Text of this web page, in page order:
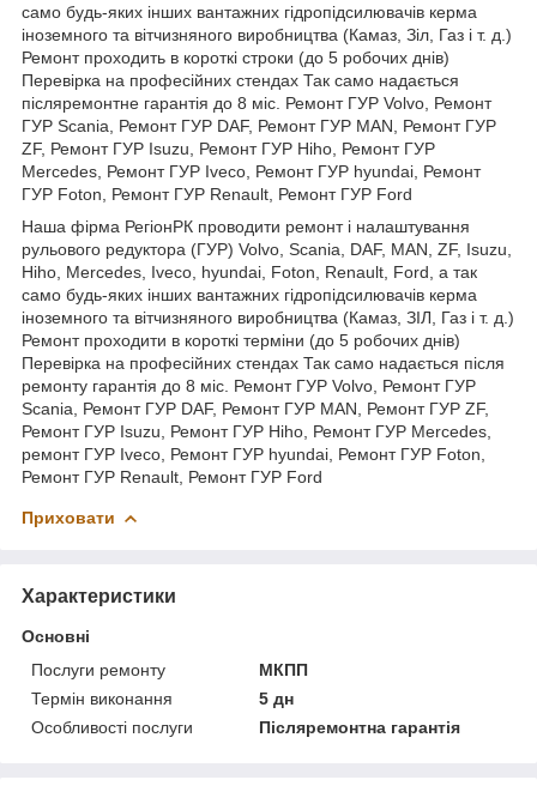
само будь-яких інших вантажних гідропідсилювачів керма
іноземного та вітчизняного виробництва (Камаз, Зіл, Газ і т. д.)
Ремонт проходить в короткі строки (до 5 робочих днів)
Перевірка на професійних стендах Так само надається
післяремонтне гарантія до 8 міс. Ремонт ГУР Volvo, Ремонт
ГУР Scania, Ремонт ГУР DAF, Ремонт ГУР MAN, Ремонт ГУР
ZF, Ремонт ГУР Isuzu, Ремонт ГУР Hiho, Ремонт ГУР
Mercedes, Ремонт ГУР Iveco, Ремонт ГУР hyundai, Ремонт
ГУР Foton, Ремонт ГУР Renault, Ремонт ГУР Ford
Наша фірма РегіонРК проводити ремонт і налаштування
рульового редуктора (ГУР) Volvo, Scania, DAF, MAN, ZF, Isuzu,
Hiho, Mercedes, Iveco, hyundai, Foton, Renault, Ford, а так
само будь-яких інших вантажних гідропідсилювачів керма
іноземного та вітчизняного виробництва (Камаз, ЗІЛ, Газ і т. д.)
Ремонт проходити в короткі терміни (до 5 робочих днів)
Перевірка на професійних стендах Так само надається після
ремонту гарантія до 8 міс. Ремонт ГУР Volvo, Ремонт ГУР
Scania, Ремонт ГУР DAF, Ремонт ГУР MAN, Ремонт ГУР ZF,
Ремонт ГУР Isuzu, Ремонт ГУР Hiho, Ремонт ГУР Mercedes,
ремонт ГУР Iveco, Ремонт ГУР hyundai, Ремонт ГУР Foton,
Ремонт ГУР Renault, Ремонт ГУР Ford
Приховати
Характеристики
Основні
Послуги ремонту
МКПП
Термін виконання
5 дн
Особливості послуги
Післяремонтна гарантія